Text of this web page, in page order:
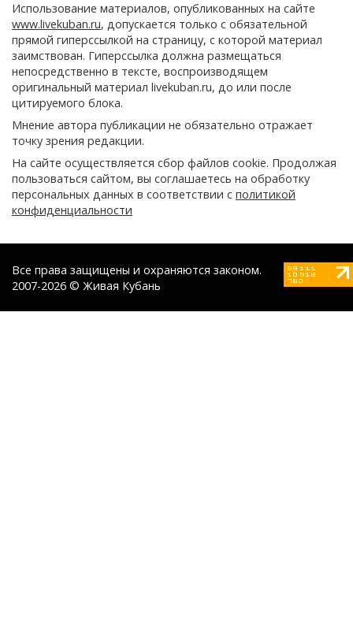
Использование материалов, опубликованных на сайте
www.livekuban.ru, допускается только с обязательной
прямой гиперссылкой на страницу, с которой материал
заимствован. Гиперссылка должна размещаться
непосредственно в тексте, воспроизводящем
оригинальный материал livekuban.ru, до или после
цитируемого блока.
Мнение автора публикации не обязательно отражает
точку зрения редакции.
На сайте осуществляется сбор файлов cookie. Продолжая
пользоваться сайтом, вы соглашаетесь на обработку
персональных данных в соответствии с политикой
конфиденциальности
Все права защищены и охраняются законом.
2007-2026 © Живая Кубань